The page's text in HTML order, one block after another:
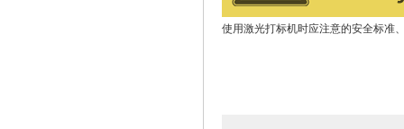
使用激光打标机时应注意的安全标准